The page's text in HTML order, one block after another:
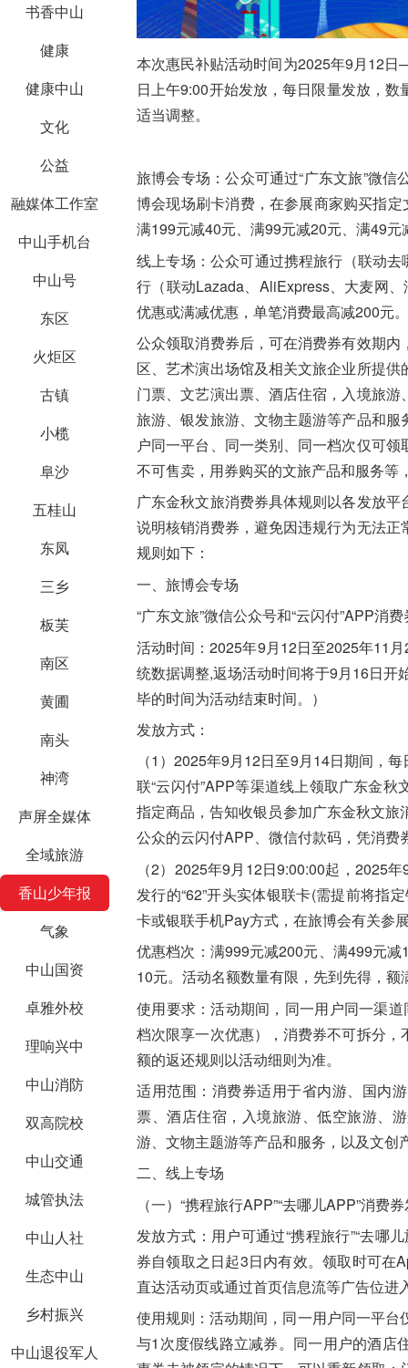
书香中山
健康
健康中山
文化
公益
融媒体工作室
中山手机台
中山号
东区
火炬区
古镇
小榄
阜沙
五桂山
东凤
三乡
板芙
南区
黄圃
南头
神湾
声屏全媒体
全域旅游
香山少年报
气象
中山国资
卓雅外校
理响兴中
中山消防
双高院校
中山交通
城管执法
中山人社
生态中山
乡村振兴
中山退役军人
本次惠民补贴活动时间为2025年9月12
日上午9:00开始发放，每日限量发放，
适当调整。
旅博会专场：公众可通过“广东文旅”微
博会现场刷卡消费，在参展商家购买指
满199元减40元、满99元减20元、满49元
线上专场： 公众可通过携程旅行（联动
行（联动Lazada、AliExpress、大麦网
优惠或满减优惠，单笔消费最高减200元。
公众领取消费券后，可在消费券有效期
区、艺术演出场馆及相关文旅企业所提
门票、文艺演出票、酒店住宿，入境旅
旅游、银发旅游、文物主题游等产品和
户同一平台、同一类别、同一档次仅可
不可售卖，用券购买的文旅产品和服务
广东金秋文旅消费券具体规则以各发放
说明核销消费券，避免因违规行为无法
规则如下：
一、旅博会专场
“广东文旅”微信公众号和“云闪付”APP消
活动时间：2025年9月12日至2025年11
统数据调整,返场活动时间将于9月16日
毕的时间为活动结束时间。）
发放方式：
（1）2025年9月12日至9月14日期间，每
联“云闪付”APP等渠道线上领取广东金
指定商品，告知收银员参加广东金秋文
公众的云闪付APP、微信付款码，凭消费
（2） 2025年9月12日9:00:00起，2025
发行的“62”开头实体银联卡(需提前将指
卡或银联手机Pay方式，在旅博会有关参
优惠档次： 满999元减200元、满499元
10元。活动名额数量有限，先到先得，额
使用要求：活动期间，同一用户同一渠
档次限享一次优惠），消费券不可拆分
额的返还规则以活动细则为准。
适用范围： 消费券适用于省内游、国内
票、酒店住宿，入境旅游、低空旅游、
游、文物主题游等产品和服务，以及文创
二、线上专场
（一）“携程旅行APP”“去哪儿APP”消费
发放方式： 用户可通过“携程旅行”“去哪
券自领取之日起3日内有效。领取时可在
直达活动页或通过首页信息流等广告位进
使用规则：活动期间，同一用户同一平台
与1次度假线路立减券。同一用户的酒店